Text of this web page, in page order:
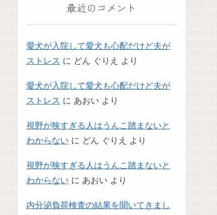
最近のコメント
愛犬が入院して愛犬も心配だけど夫が
ストレス に どん ぐりえ より
愛犬が入院して愛犬も心配だけど夫が
ストレス に あおい より
視野が狭すぎる人はうんこ踏まないと
わからない に どん ぐりえ より
視野が狭すぎる人はうんこ踏まないと
わからない に あおい より
内分泌負荷検査の結果を聞いてきまし